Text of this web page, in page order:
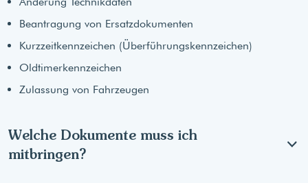
Beantragung von Ersatzdokumenten
Kurzzeitkennzeichen (Überführungskennzeichen)
Oldtimerkennzeichen
Zulassung von Fahrzeugen
Welche Dokumente muss ich
mitbringen?